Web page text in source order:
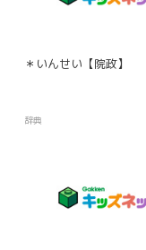
＊いんせい【院政】
辞典